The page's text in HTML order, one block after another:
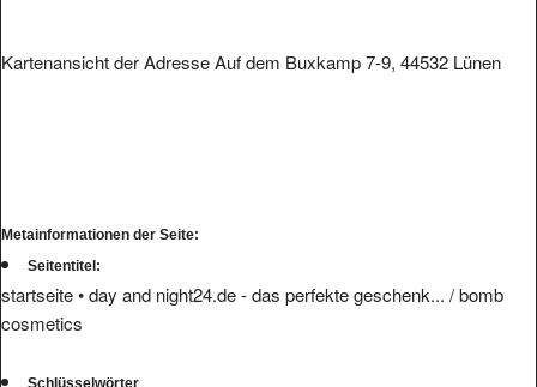
Kartenansicht der Adresse Auf dem Buxkamp 7-9, 44532 Lünen
Metainformationen der Seite:
Seitentitel:
startseite • day and night24.de - das perfekte geschenk... / bomb
cosmetics